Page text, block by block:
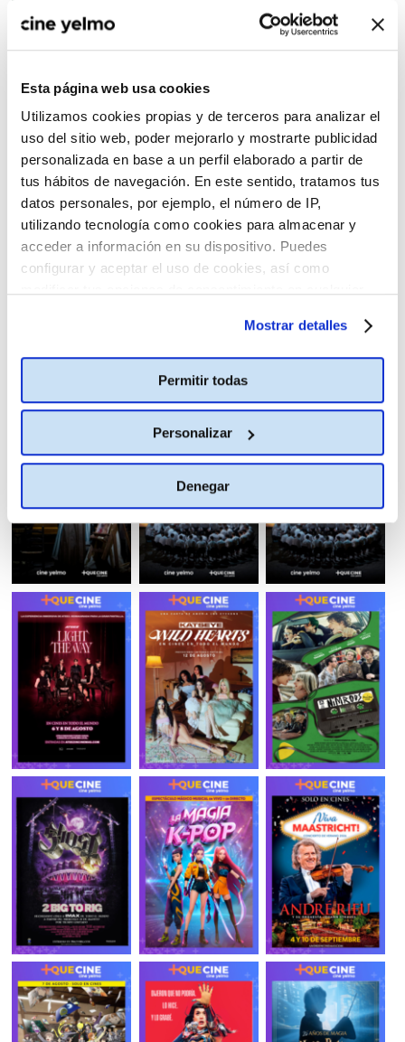
Esta página web usa cookies
Utilizamos cookies propias y de terceros para analizar el
uso del sitio web, poder mejorarlo y mostrarte publicidad
personalizada en base a un perfil elaborado a partir de
tus hábitos de navegación. En este sentido, tratamos tus
datos personales, por ejemplo, el número de IP,
utilizando tecnología como cookies para almacenar y
acceder a información en su dispositivo. Puedes
configurar y aceptar el uso de cookies, así como
Mostrar detalles
Permitir todas
Personalizar
Denegar